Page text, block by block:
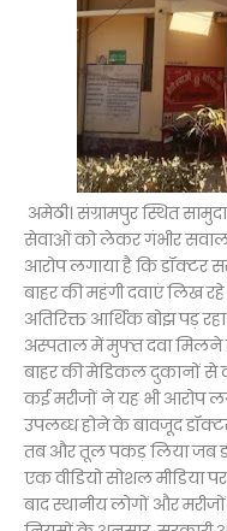
अमेठी। संग्रामपुर स्थित
सेवाओं को लेकर गंभीर सवाल
आरोप लगाया है कि डॉक्टर
बाहर की महंगी दवाएं लिख
अतिरिक्त आर्थिक बोझ पड़
अस्पताल में मुफ्त दवा मिलने
बाहर की मेडिकल दुकानों से
कई मरीजों ने यह भी आरोप
उपलब्ध होने के बावजूद
तब और तूल पकड़ लिया जब
एक वीडियो सोशल मीडिया
बाद स्थानीय लोगों और